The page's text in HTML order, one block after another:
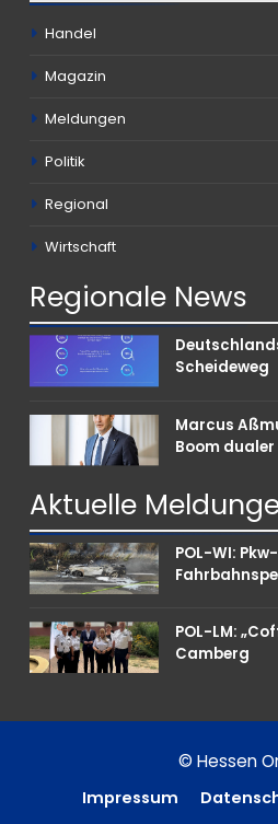
Handel
Magazin
Meldungen
Politik
Regional
Wirtschaft
Regionale News
Scheideweg
Marcus
Boom
punkten
Aktuelle
POL-WI:
POL-LM:
Camberg
© Hessen
Impressum